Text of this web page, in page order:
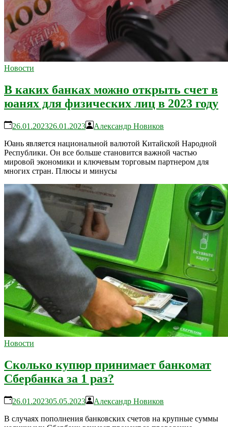
Новости
В каких банках можно открыть счет в
юанях для физических лиц в 2023 году
26.01.202326.01.2023
Александр Новиков
Юань является национальной валютой Китайской Народной
Республики. Он все больше становится важной частью
мировой экономики и ключевым торговым партнером для
многих стран. Плюсы и минусы
Новости
Сколько купюр принимает банкомат
Сбербанка за 1 раз?
26.01.202305.05.2023
Александр Новиков
В случаях пополнения банковских счетов на крупные суммы